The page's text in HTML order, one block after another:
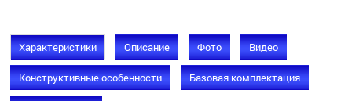
Характеристики Описание Фото Видео
Конструктивные особенности Базовая комплектация